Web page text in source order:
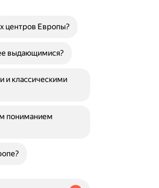
центров Европы?
выдающимися?
и классическими
пониманием